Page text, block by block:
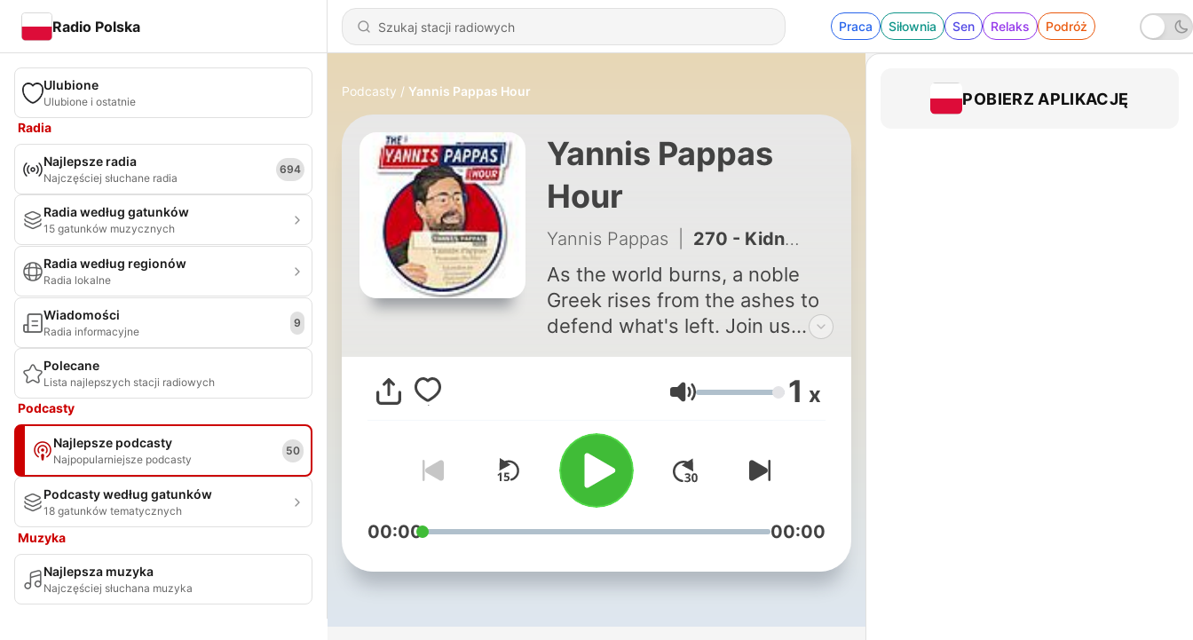
Radio Polska Praca Siłownia Sen Relaks Podróż
Ulubione
Ulubione i ostatnie
Radia
Najlepsze radia
Najczęściej słuchane radia
694
Radia według gatunków
15 gatunków muzycznych
Radia według regionów
Radia lokalne
Wiadomości
Radia informacyjne
9
Polecane
Lista najlepszych stacji radiowych
Podcasty
Najlepsze podcasty
Najpopularniejsze podcasty
50
Podcasty według gatunków
18 gatunków tematycznych
Muzyka
Najlepsza muzyka
Najczęściej słuchana muzyka
Podcasty Yannis Pappas Hour
Yannis Pappas
Hour
Yannis Pappas 270 - Kidnapped By Off Camera Israelites | YP Hour
As the world burns, a noble
Greek rises from the ashes to
defend what's left. Join us
every Saturday for your weekly
news served hot and fresh off
a paper plate— a
foreshadowing about the state
of things. Yanni leaves no
sacred cows untouched.
Głośność 1 x
00:00 00:00
POBIERZ APLIKACJĘ